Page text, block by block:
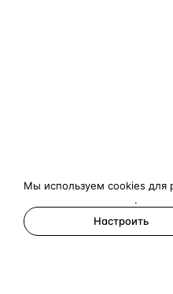
Мы используем cookies
.
Настроить